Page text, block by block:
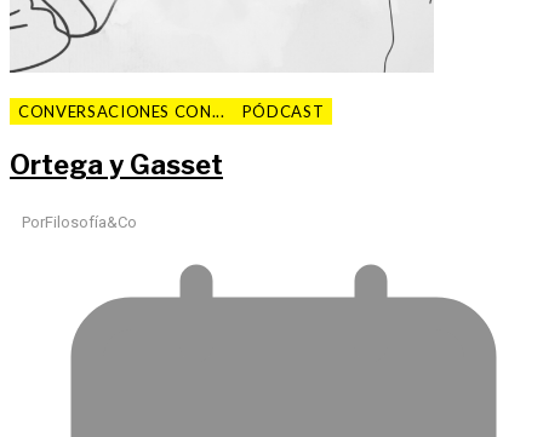
CONVERSACIONES CON... PÓDCAST
Ortega y Gasset
PorFilosofía&Co